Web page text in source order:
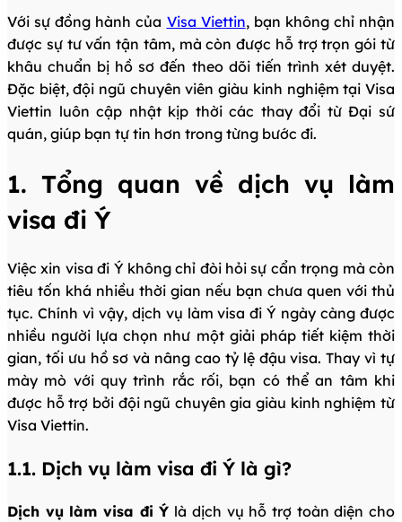
Với sự đồng hành của Visa Viettin, bạn không chỉ nhận
được sự tư vấn tận tâm, mà còn được hỗ trợ trọn gói từ
khâu chuẩn bị hồ sơ đến theo dõi tiến trình xét duyệt.
Đặc biệt, đội ngũ chuyên viên giàu kinh nghiệm tại Visa
Viettin luôn cập nhật kịp thời các thay đổi từ Đại sứ
quán, giúp bạn tự tin hơn trong từng bước đi.
1. Tổng quan về dịch vụ làm
visa đi Ý
Việc xin visa đi Ý không chỉ đòi hỏi sự cẩn trọng mà còn
tiêu tốn khá nhiều thời gian nếu bạn chưa quen với thủ
tục. Chính vì vậy, dịch vụ làm visa đi Ý ngày càng được
nhiều người lựa chọn như một giải pháp tiết kiệm thời
gian, tối ưu hồ sơ và nâng cao tỷ lệ đậu visa. Thay vì tự
mày mò với quy trình rắc rối, bạn có thể an tâm khi
được hỗ trợ bởi đội ngũ chuyên gia giàu kinh nghiệm từ
Visa Viettin.
1.1. Dịch vụ làm visa đi Ý là gì?
Dịch vụ làm visa đi Ý là dịch vụ hỗ trợ toàn diện cho